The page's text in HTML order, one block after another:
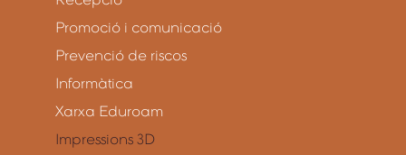
Promoció i comunicació
Prevenció de riscos
Informàtica
Xarxa Eduroam
Impressions 3D